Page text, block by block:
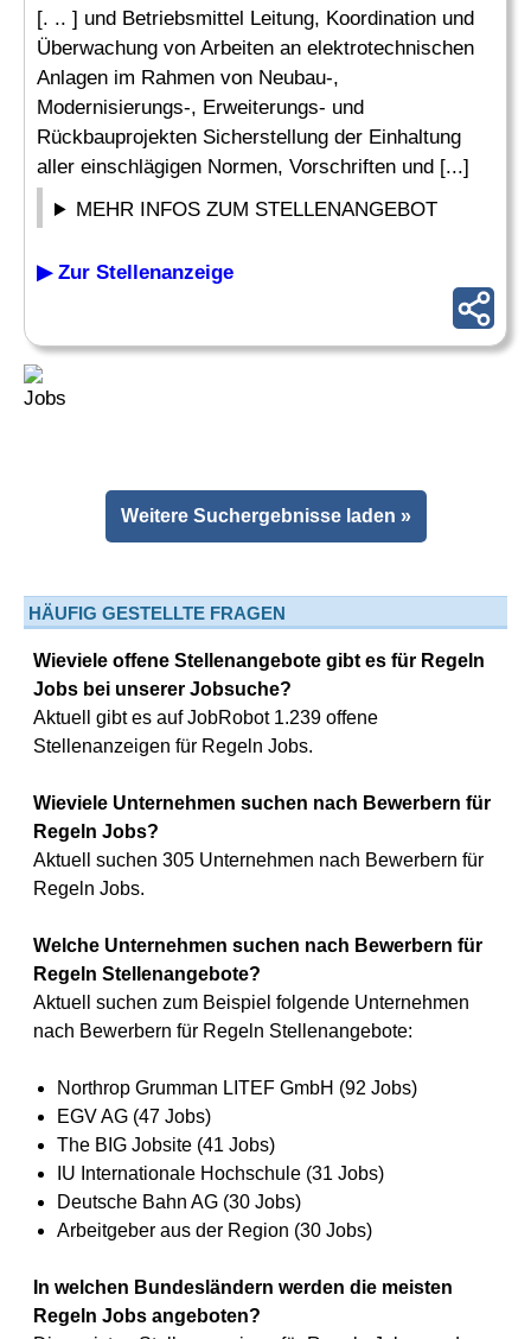
[. .. ] und Betriebsmittel Leitung, Koordination und
Überwachung von Arbeiten an elektrotechnischen
Anlagen im Rahmen von Neubau-,
Modernisierungs-, Erweiterungs- und
Rückbauprojekten Sicherstellung der Einhaltung
aller einschlägigen Normen, Vorschriften und [...]
MEHR INFOS ZUM STELLENANGEBOT
▶ Zur Stellenanzeige
Weitere Suchergebnisse laden »
HÄUFIG GESTELLTE FRAGEN
Wieviele offene Stellenangebote gibt es für Regeln
Jobs bei unserer Jobsuche?
Aktuell gibt es auf JobRobot 1.239 offene
Stellenanzeigen für Regeln Jobs.
Wieviele Unternehmen suchen nach Bewerbern für
Regeln Jobs?
Aktuell suchen 305 Unternehmen nach Bewerbern für
Regeln Jobs.
Welche Unternehmen suchen nach Bewerbern für
Regeln Stellenangebote?
Aktuell suchen zum Beispiel folgende Unternehmen
nach Bewerbern für Regeln Stellenangebote:
Northrop Grumman LITEF GmbH (92 Jobs)
EGV AG (47 Jobs)
The BIG Jobsite (41 Jobs)
IU Internationale Hochschule (31 Jobs)
Deutsche Bahn AG (30 Jobs)
Arbeitgeber aus der Region (30 Jobs)
In welchen Bundesländern werden die meisten
Regeln Jobs angeboten?